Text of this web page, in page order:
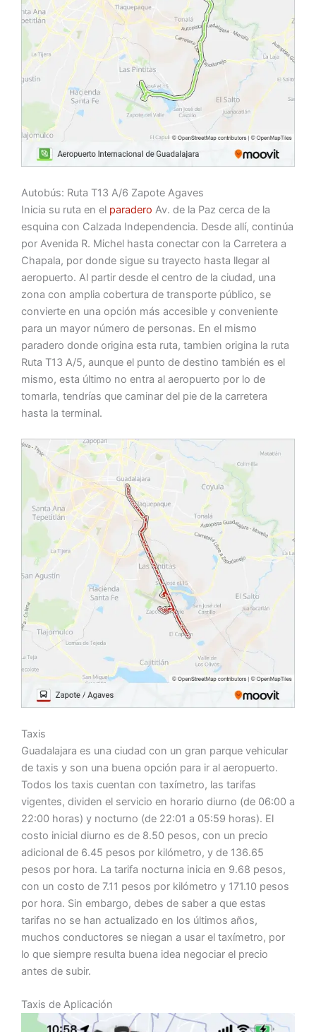
Autobús: Ruta T13 A/6 Zapote Agaves
Inicia su ruta en el paradero Av. de la Paz cerca de la
esquina con Calzada Independencia. Desde allí, continúa
por Avenida R. Michel hasta conectar con la Carretera a
Chapala, por donde sigue su trayecto hasta llegar al
aeropuerto. Al partir desde el centro de la ciudad, una
zona con amplia cobertura de transporte público, se
convierte en una opción más accesible y conveniente
para un mayor número de personas. En el mismo
paradero donde origina esta ruta, tambien origina la ruta
Ruta T13 A/5, aunque el punto de destino también es el
mismo, esta último no entra al aeropuerto por lo de
tomarla, tendrías que caminar del pie de la carretera
hasta la terminal.
Taxis
Guadalajara es una ciudad con un gran parque vehicular
de taxis y son una buena opción para ir al aeropuerto.
Todos los taxis cuentan con taxímetro, las tarifas
vigentes, dividen el servicio en horario diurno (de 06:00 a
22:00 horas) y nocturno (de 22:01 a 05:59 horas). El
costo inicial diurno es de 8.50 pesos, con un precio
adicional de 6.45 pesos por kilómetro, y de 136.65
pesos por hora. La tarifa nocturna inicia en 9.68 pesos,
con un costo de 7.11 pesos por kilómetro y 171.10 pesos
por hora. Sin embargo, debes de saber a que estas
tarifas no se han actualizado en los últimos años,
muchos conductores se niegan a usar el taxímetro, por
lo que siempre resulta buena idea negociar el precio
antes de subir.
Taxis de Aplicación